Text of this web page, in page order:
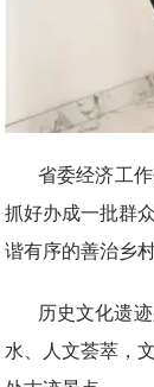
省委经济工
抓好办成一批群
谐有序的善治乡村
历史文化遗
水、人文荟萃，